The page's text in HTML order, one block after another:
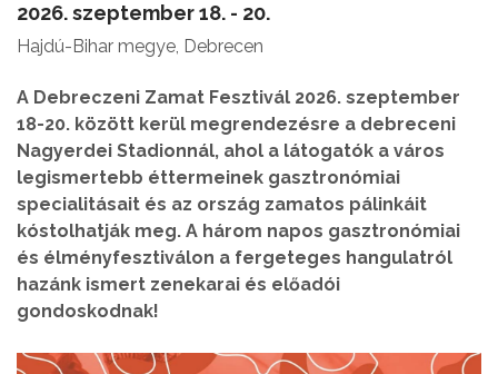
2026. szeptember 18. - 20.
Hajdú-Bihar megye, Debrecen
A Debreczeni Zamat Fesztivál 2026. szeptember
18-20. között kerül megrendezésre a debreceni
Nagyerdei Stadionnál, ahol a látogatók a város
legismertebb éttermeinek gasztronómiai
specialitásait és az ország zamatos pálinkáit
kóstolhatják meg. A három napos gasztronómiai
és élményfesztiválon a fergeteges hangulatról
hazánk ismert zenekarai és előadói
gondoskodnak!